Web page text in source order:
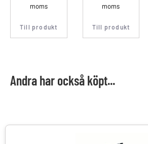
moms
Till produkt
moms
Till produkt
Andra har också köpt...